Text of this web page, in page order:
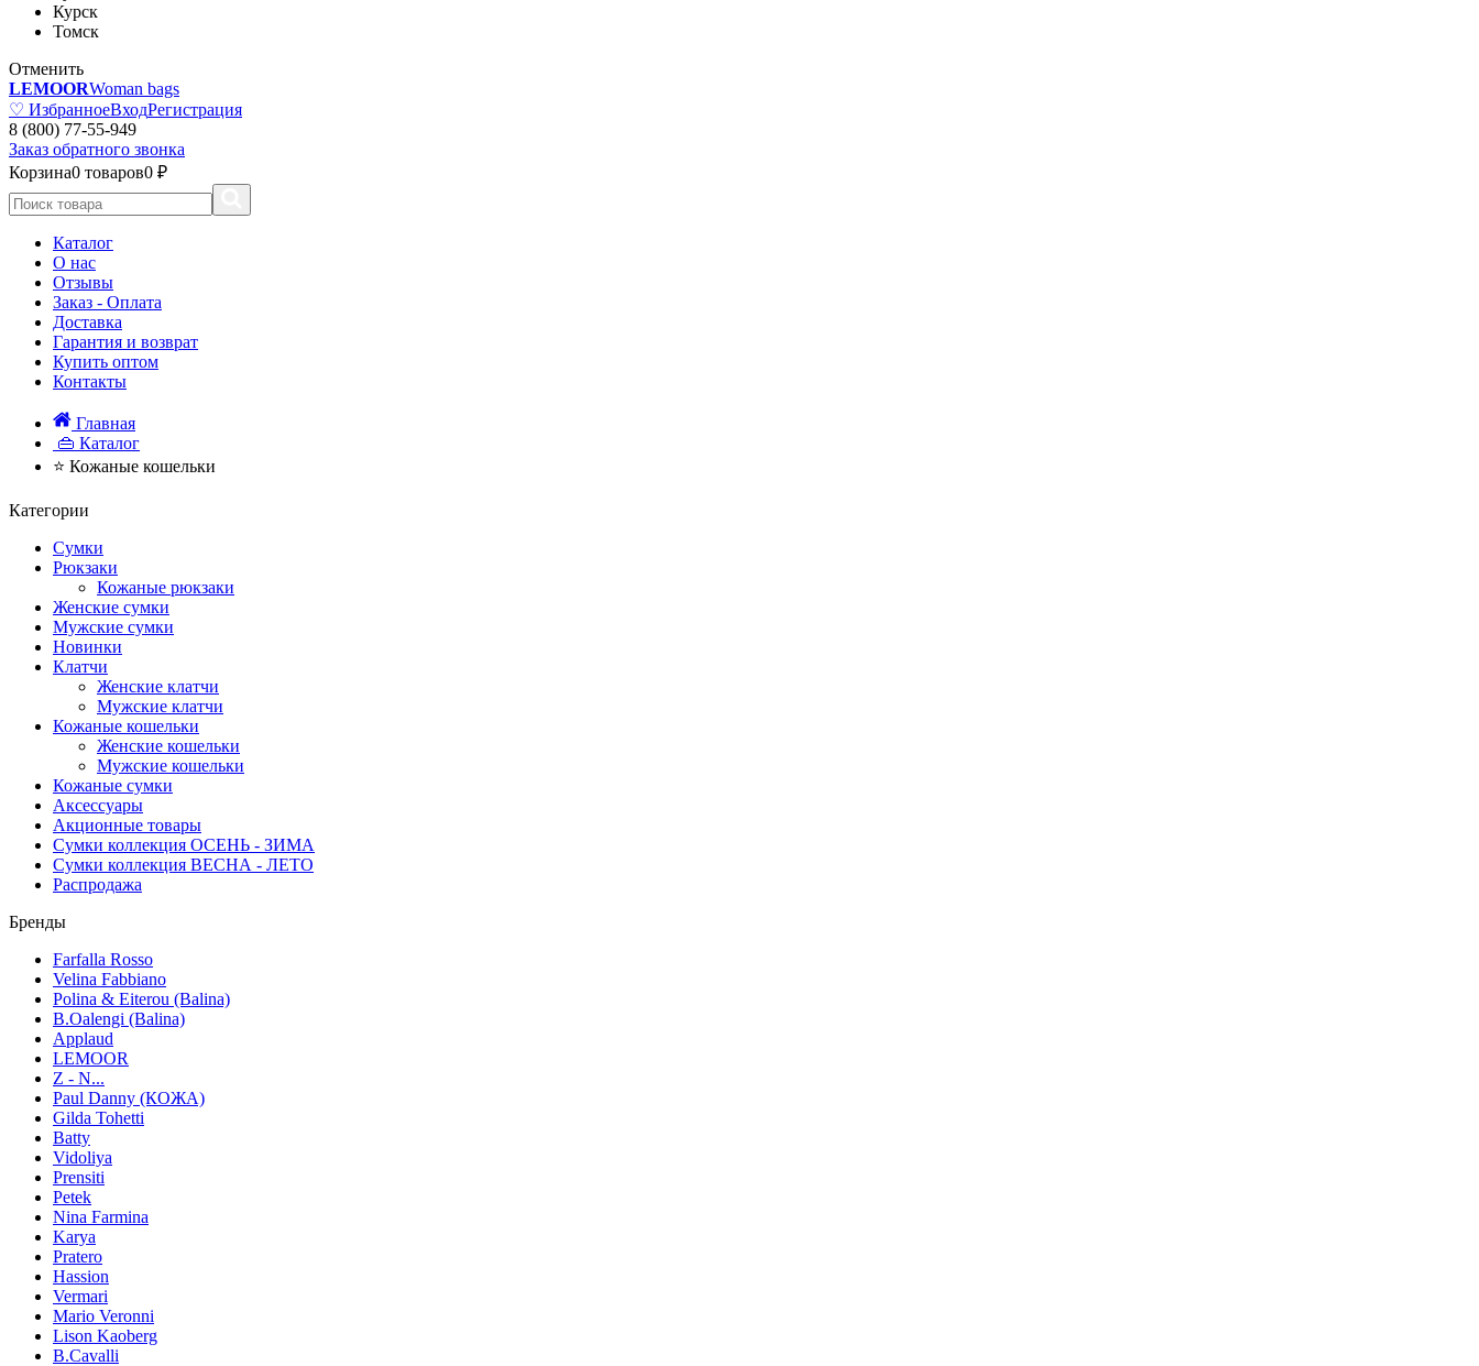
Курск
Томск
Отменить
LEMOORWoman bags
♡ ИзбранноеВходРегистрация
8 (800) 77-55-949
Заказ обратного звонка
Корзина0 товаров0 ₽
Каталог
О нас
Отзывы
Заказ - Оплата
Доставка
Гарантия и возврат
Купить оптом
Контакты
Главная
👜 Каталог
⭐ Кожаные кошельки
Категории
Сумки
Рюкзаки
Кожаные рюкзаки
Женские сумки
Мужские сумки
Новинки
Клатчи
Женские клатчи
Мужские клатчи
Кожаные кошельки
Женские кошельки
Мужские кошельки
Кожаные сумки
Аксессуары
Акционные товары
Сумки коллекция ОСЕНЬ - ЗИМА
Сумки коллекция ВЕСНА - ЛЕТО
Распродажа
Бренды
Farfalla Rosso
Velina Fabbiano
Polina & Eiterou (Balina)
B.Oalengi (Balina)
Applaud
LEMOOR
Z - N...
Paul Danny (КОЖА)
Gilda Tohetti
Batty
Vidoliya
Prensiti
Petek
Nina Farmina
Karya
Pratero
Hassion
Vermari
Mario Veronni
Lison Kaoberg
B.Cavalli